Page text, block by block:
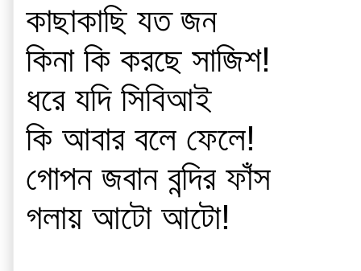
কাছাকাছি যত জন
কিনা কি করছে সাজিশ!
ধরে যদি সিবিআই
কি আবার বলে ফেলে!
গোপন জবান বন্দির ফাঁস
গলায় আটো আটো!